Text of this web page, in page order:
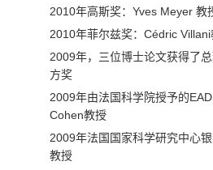
2010年高斯奖：Yves Meyer 教
2010年菲尔兹奖：Cédric Villani
2009年，三位博士论文获得了
方奖
2009年由法国科学院授予的
Cohen教授
2009年法国国家科学研究中心
教授